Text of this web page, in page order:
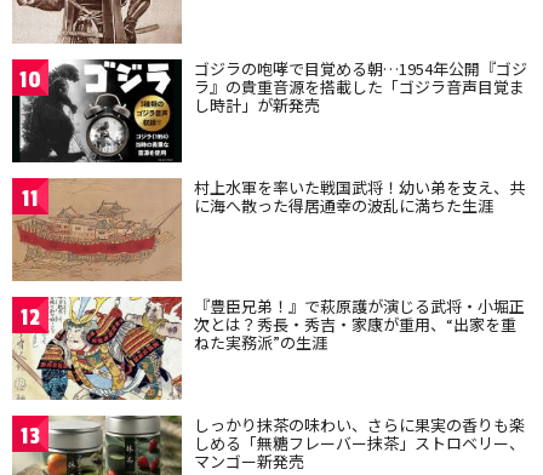
10 ゴジラの咆哮で目覚める朝…1954年公開『ゴジ
ラ』の貴重音源を搭載した「ゴジラ音声目覚ま
し時計」が新発売
11 村上水軍を率いた戦国武将！幼い弟を支え、共
に海へ散った得居通幸の波乱に満ちた生涯
12 『豊臣兄弟！』で萩原護が演じる武将・小堀正
次とは？秀長・秀吉・家康が重用、“出家を重
ねた実務派”の生涯
13 しっかり抹茶の味わい、さらに果実の香りも楽
しめる「無糖フレーバー抹茶」ストロベリー、
マンゴー新発売